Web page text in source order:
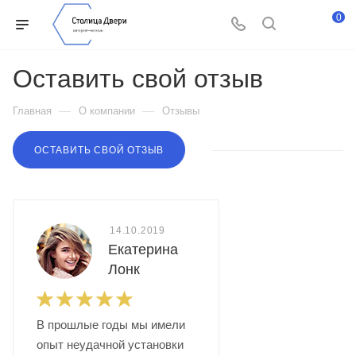
0
Оставить свой отзыв
Главная — О компании — Отзывы
ОСТАВИТЬ СВОЙ ОТЗЫВ
14.10.2019
Екатерина
Лонк
В прошлые годы мы имели
опыт неудачной установки